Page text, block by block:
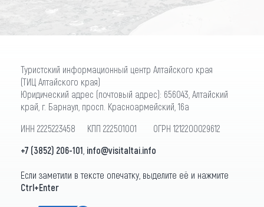
Туристский информационный центр Алтайского края
(ТИЦ Алтайского края)
Юридический адрес (почтовый адрес): 656043, Алтайский
край, г. Барнаул, просп. Красноармейский, 16а
ИНН 2225223458 КПП 222501001 ОГРН 1212200029612
+7 (3852) 206-101 info@visitaltai.info
Если заметили в тексте опечатку, выделите её и нажмите
Ctrl+Enter